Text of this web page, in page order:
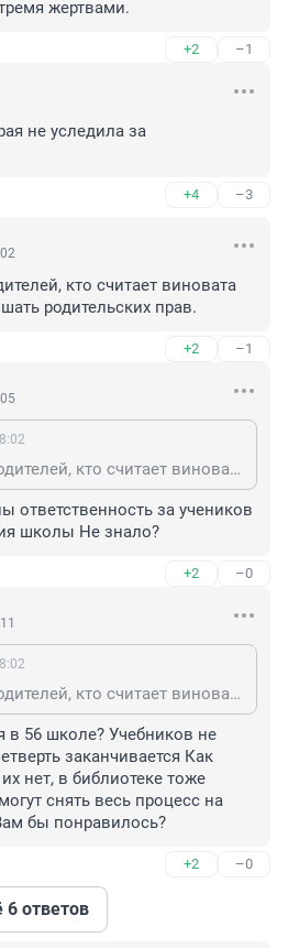
жертвами.
+2 –1
не уследила за
+4 –3
кто считает виновата
родительских прав.
+2 –1
Гость, надо всех родителей, кто считает виновата школа и учителя, лишать родительских прав.
ответственность за учеников
школы Не знало?
+2 –0
Гость, надо всех родителей, кто считает виновата школа и учителя, лишать родительских прав.
в 56 школе? Учебников не
заканчивается Как
нет, в библиотеке тоже
снять весь процесс на
бы понравилось?
+2 –0
ответов